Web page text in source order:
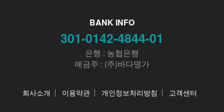
BANK INFO
301-0142-4844-01
은행 : 농협은행
예금주 : (주)바다명가
회사소개 이용약관 개인정보처리방침 고객센터